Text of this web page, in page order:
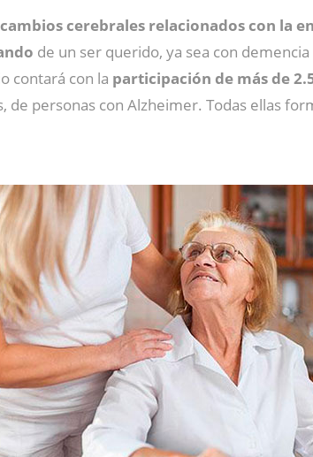
cambios cerebrales relacionados con la
de un ser querido, ya sea con
contará con la participación de más de
de personas con Alzheimer. Todas ellas